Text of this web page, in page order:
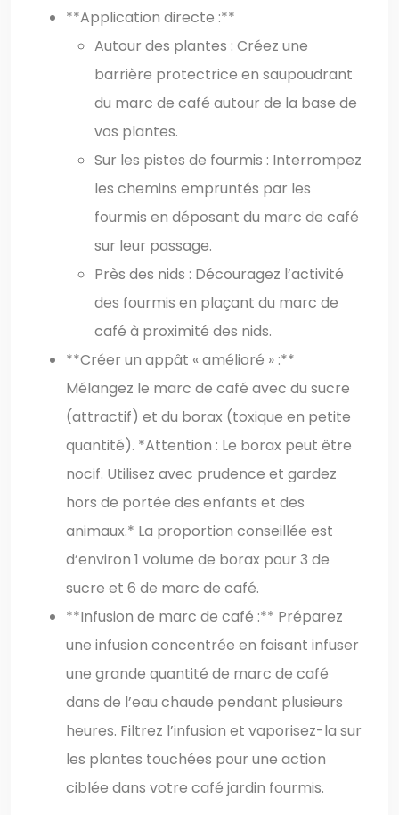
**Application directe :**
Autour des plantes : Créez une
barrière protectrice en saupoudrant
du marc de café autour de la base de
vos plantes.
Sur les pistes de fourmis : Interrompez
les chemins empruntés par les
fourmis en déposant du marc de café
sur leur passage.
Près des nids : Découragez l’activité
des fourmis en plaçant du marc de
café à proximité des nids.
**Créer un appât « amélioré » :**
Mélangez le marc de café avec du sucre
(attractif) et du borax (toxique en petite
quantité). *Attention : Le borax peut être
nocif. Utilisez avec prudence et gardez
hors de portée des enfants et des
animaux.* La proportion conseillée est
d’environ 1 volume de borax pour 3 de
sucre et 6 de marc de café.
**Infusion de marc de café :** Préparez
une infusion concentrée en faisant infuser
une grande quantité de marc de café
dans de l’eau chaude pendant plusieurs
heures. Filtrez l’infusion et vaporisez-la sur
les plantes touchées pour une action
ciblée dans votre café jardin fourmis.